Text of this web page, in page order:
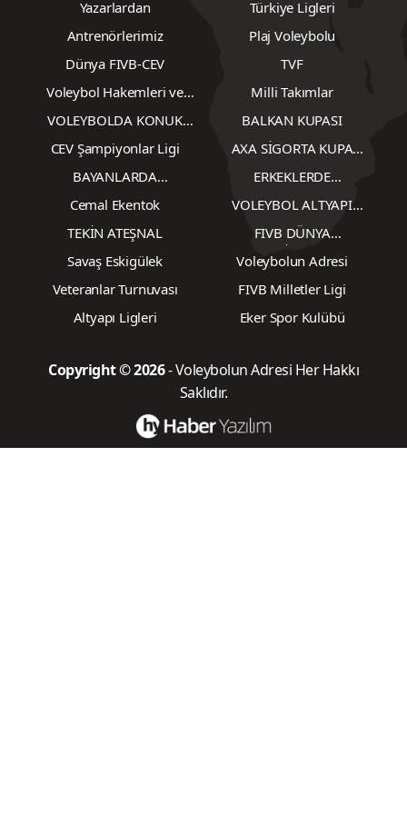
Yazarlardan
Türkiye Ligleri
Antrenörlerimiz
Plaj Voleybolu
Dünya FIVB-CEV
TVF
Voleybol Hakemleri ve
Milli Takımlar
VOLEYBOLDA KONUK
YAZARLAR
BALKAN KUPASI
CEV Şampiyonlar Ligi
AXA SİGORTA KUPA
BAYANLARDA
TRANSFERLER
ERKEKLERDE
Cemal Ekentok
VOLEYBOL ALTYAPI
KARŞILAŞMALARI
TEKİN ATEŞNAL
FIVB DÜNYA
ŞAMPİYONASI
Savaş Eskigülek
Voleybolun Adresi
Veteranlar Turnuvası
FIVB Milletler Ligi
Altyapı Ligleri
Eker Spor Kulübü
Copyright © 2026- Voleybolun Adresi Her Hakkı
Saklıdır.